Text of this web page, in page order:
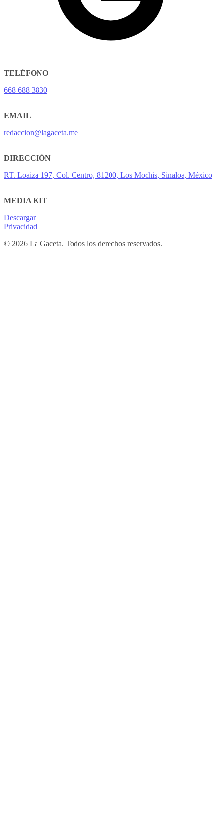
TELÉFONO
668 688 3830
EMAIL
redaccion@lagaceta.me
DIRECCIÓN
RT. Loaiza 197, Col. Centro, 81200, Los Mochis, Sinaloa, México
MEDIA KIT
Descargar
Privacidad
© 2026 La Gaceta. Todos los derechos reservados.